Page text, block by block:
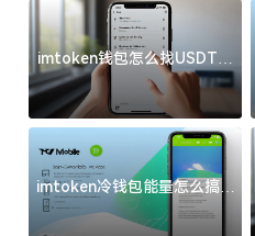
imtoken钱包怎么找USDT地
址？三步搞定不踩坑
imtoken冷钱包能量怎么搞？
过来人告诉你门道